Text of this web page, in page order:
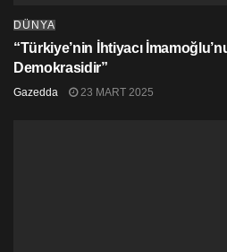
DÜNYA
“Türkiye’nin İhtiyacı
Demokrasidir”
Gazedda 23 MART 2025